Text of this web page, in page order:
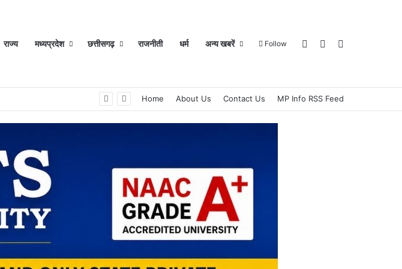
राज्य मध्यप्रदेश छत्तीसगढ़ राजनीती धर्म अन्य खबरें Follow Log InSidebar
Home About Us Contact Us MP Info RSS Feed